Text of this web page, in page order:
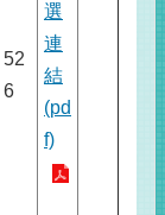
52
6
選
連
結
(pd
f)